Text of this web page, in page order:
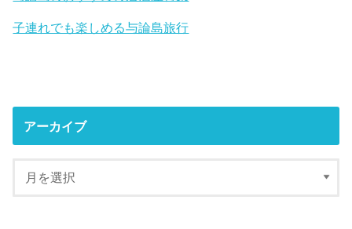
子連れでも楽しめる与論島旅行
アーカイブ